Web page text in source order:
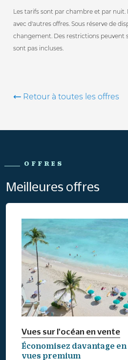
Les tarifs sont par chambre et par
avec d'autres offres. Sous réserve de
changement. Des restrictions peuvent
sont pas incluses.
Retour à toutes les offres
OFFRES
Meilleures offres
Vues sur l'océan en vente
Économisez davantage
vues premium